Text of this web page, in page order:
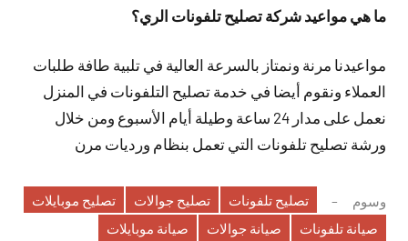
ما هي مواعيد شركة تصليح تلفونات الري؟
مواعيدنا مرنة ونمتاز بالسرعة العالية في تلبية طافة طلبات
العملاء ونقوم أيضا في خدمة تصليح التلفونات في المنزل
نعمل على مدار 24 ساعة وطيلة أيام الأسبوع ومن خلال
ورشة تصليح تلفونات التي تعمل بنظام ورديات مرن
وسوم تصليح تلفونات تصليح جوالات
تصليح موبايلات
صيانة تلفونات
صيانة جوالات
صيانة موبايلات